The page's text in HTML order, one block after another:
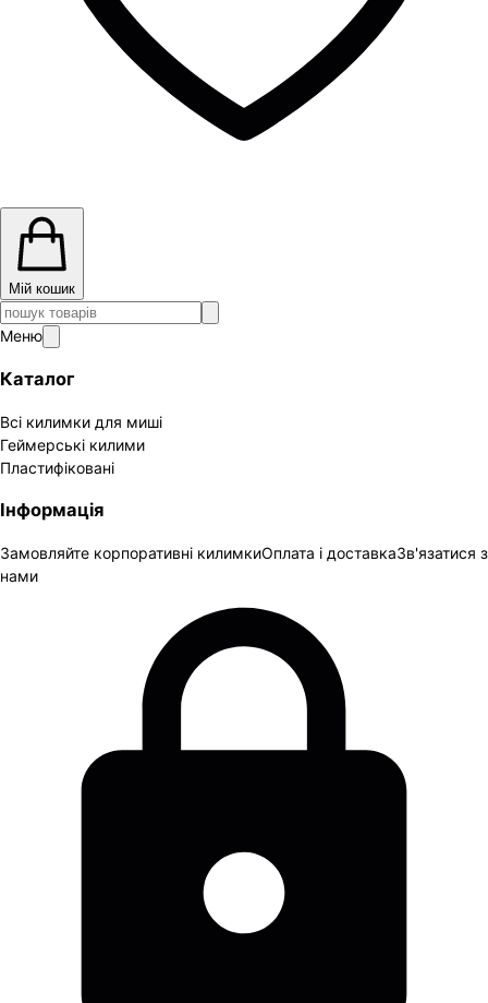
Мій кошик
Меню
Каталог
Всі килимки для миші
Геймерські килими
Пластифіковані
Інформація
Замовляйте корпоративні килимкиОплата і доставкаЗв'язатися з
нами